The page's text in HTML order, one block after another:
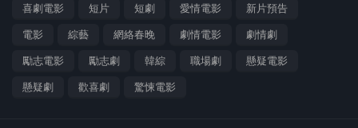
喜劇電影 短片 短劇 愛情電影 新片預告
電影 綜藝 網絡春晚 劇情電影 劇情劇
勵志電影 勵志劇 韓綜 職場劇 懸疑電影
懸疑劇 歡喜劇 驚悚電影